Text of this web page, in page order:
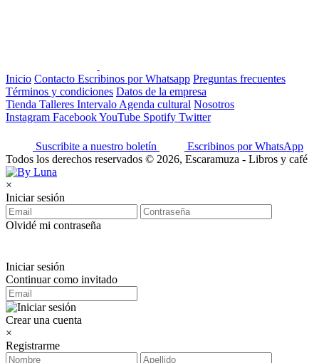
Inicio Contacto Escribinos por Whatsapp Preguntas frecuentes
Términos y condiciones Datos de la empresa
Tienda Talleres Intervalo Agenda cultural Nosotros
Instagram FacebookYouTube Spotify Twitter
Suscribite a nuestro boletín
Escribinos por WhatsApp
Todos los derechos reservados © 2026, Escaramuza - Libros y café
×
Iniciar sesión
Olvidé mi contraseña
Iniciar sesión
Continuar como invitado
Crear una cuenta
×
Registrarme